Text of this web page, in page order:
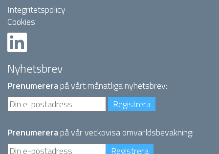
Integritetspolicy
Cookies
Nyhetsbrev
Prenumererapå vårt månatliga nyhetsbrev:
Prenumererapå vår veckovisa omvärldsbevakning: